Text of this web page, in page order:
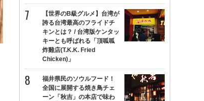
【世界のB級グルメ】台湾が
誇る台湾最高のフライドチ
キンとは？ / 台湾版ケンタッ
キーとも呼ばれる「頂呱呱
炸雞店(T.K.K. Fried
Chicken)」
福井県民のソウルフード！
全国に展開する焼き鳥チェ
ーン「秋吉」の本店で味わ